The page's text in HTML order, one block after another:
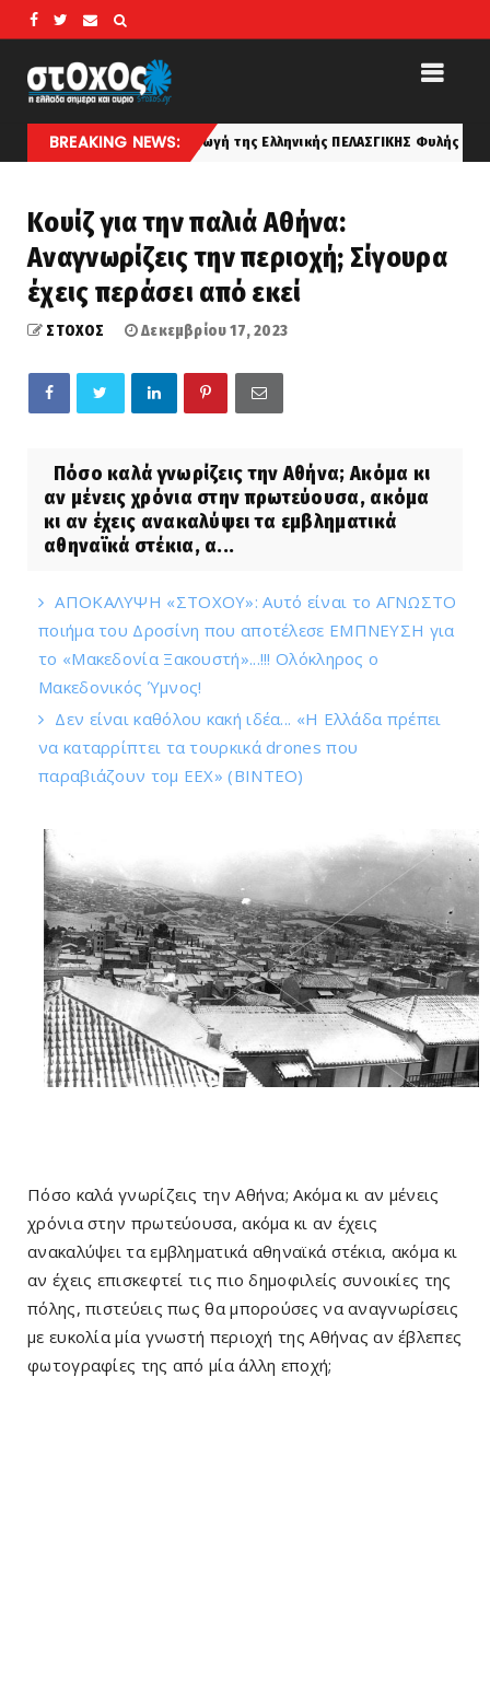
BREAKING NEWS:
Η Καταγωγή της Ελληνικής ΠΕΛΑΣΓΙΚΗΣ Φυλής κατά τον
Κουίζ για την παλιά Αθήνα:
Αναγνωρίζεις την περιοχή; Σίγουρα
έχεις περάσει από εκεί
ΣΤΟΧΟΣ Δεκεμβρίου 17, 2023
Πόσο καλά γνωρίζεις την Αθήνα; Ακόμα κι
αν μένεις χρόνια στην πρωτεύουσα, ακόμα
κι αν έχεις ανακαλύψει τα εμβληματικά
αθηναϊκά στέκια, α...
ΑΠΟΚΑΛΥΨΗ «ΣΤΟΧΟΥ»: Αυτό είναι το ΑΓΝΩΣΤΟ
ποιήμα του Δροσίνη που αποτέλεσε ΕΜΠΝΕΥΣΗ για
το «Μακεδονία Ξακουστή»...!!! Ολόκληρος ο
Μακεδονικός Ύμνος!
Δεν είναι καθόλου κακή ιδέα... «Η Ελλάδα πρέπει
να καταρρίπτει τα τουρκικά drones που
παραβιάζουν τομ ΕΕΧ» (ΒΙΝΤΕΟ)
Πόσο καλά γνωρίζεις την Αθήνα; Ακόμα κι αν μένεις
χρόνια στην πρωτεύουσα, ακόμα κι αν έχεις
ανακαλύψει τα εμβληματικά αθηναϊκά στέκια, ακόμα κι
αν έχεις επισκεφτεί τις πιο δημοφιλείς συνοικίες της
πόλης, πιστεύεις πως θα μπορούσες να αναγνωρίσεις
με ευκολία μία γνωστή περιοχή της Αθήνας αν έβλεπες
φωτογραφίες της από μία άλλη εποχή;